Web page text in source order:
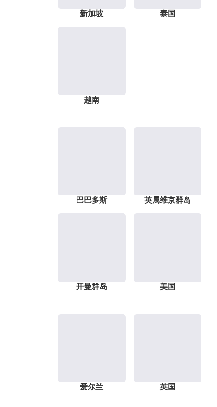
新加坡 泰国
越南
巴巴多斯 英属维京群岛
开曼群岛 美国
爱尔兰 英国